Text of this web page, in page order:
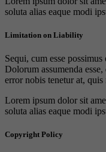
soluta alias eaque modi
Limitation on Liability
Sequi, cum esse
Dolorum assumenda
error nobis tenetur at,
Lorem ipsum dolor sit
soluta alias eaque modi
Copyright Policy